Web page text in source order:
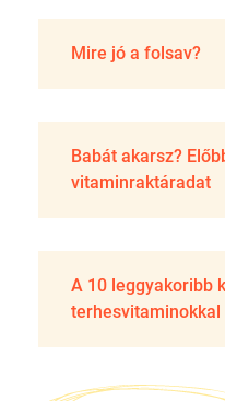
Mire jó a folsav?
Babát akarsz?
vitaminraktáradat
A 10 leggyakoribb
terhesvitaminokkal